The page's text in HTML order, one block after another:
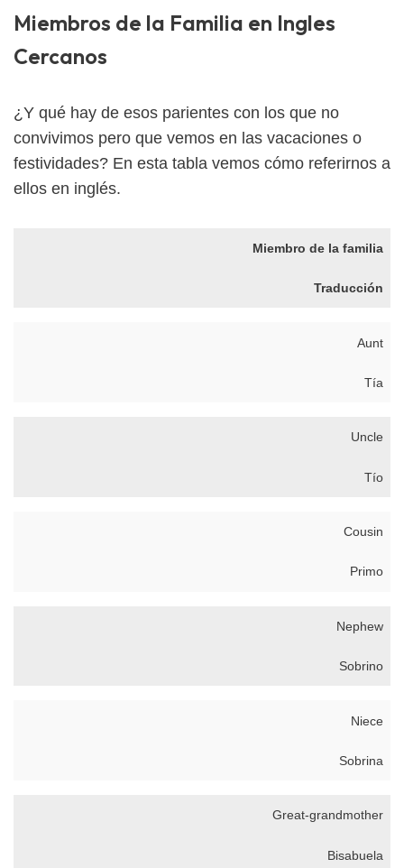
Miembros de la Familia en Ingles
Cercanos
¿Y qué hay de esos parientes con los que no
convivimos pero que vemos en las vacaciones o
festividades? En esta tabla vemos cómo referirnos a
ellos en inglés.
Miembro de la familia
Traducción
Aunt
Tía
Uncle
Tío
Cousin
Primo
Nephew
Sobrino
Niece
Sobrina
Great-grandmother
Bisabuela